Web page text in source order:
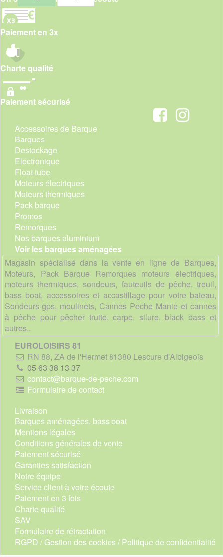
Paiement en 3x
Charte qualité
Paiement sécurisé
Accessoires de Barque
Barques
Destockage
Electronique
Float tube
Moteurs électriques
Moteurs thermiques
Pack barque
Promos
Remorques
Nos barques aluminium
Voir les barques aménagées
Magasin spécialisé dans la vente en ligne de Barques,
Moteurs, Pack Barque Remorques moteurs électriques,
moteurs thermiques, sondeurs, fauteuils de pêche, treuil,
bass boat, accessoires et accastillage pour votre bateau,
Sondeurs-gps, moulinets, Cannes Peche Manie et cannes
à pêche pour pêcher truite, carpe, silure, black bass et
autres..
EUROLOISIRS 81
RN 88, ZA de l'Hermet 81380 Lescure d'Albigeois
05 63 38 13 37
contact@barque-de-peche.com
Formulaire de contact
Livraison
Barques aménagées, bass boat
Mentions légales
Conditions générales de vente
Paiement sécurisé
Garanties satisfaction
Notre équipe
Service client à votre écoute
Paiement en 3 fois
Charte qualité
SAV
Formulaire de rétractation
RGPD / Gestion des cookies / Politique de confidentialité